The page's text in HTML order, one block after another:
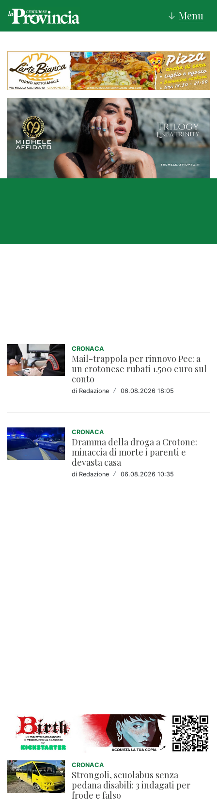
↓ Menu
CRONACA
Mail-trappola per rinnovo Pec: a
un crotonese rubati 1.500 euro sul
conto
di Redazione / 06.08.2026 18:05
CRONACA
Dramma della droga a Crotone:
minaccia di morte i parenti e
devasta casa
di Redazione / 06.08.2026 10:35
CRONACA
Strongoli, scuolabus senza
pedana disabili: 3 indagati per
frode e falso